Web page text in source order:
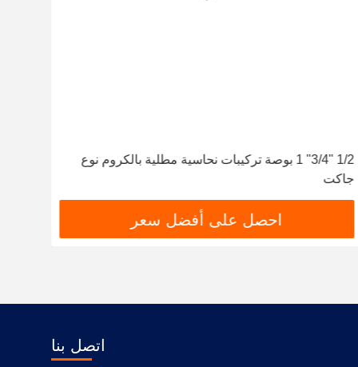
1/2 "3/4" 1 بوصة تركيبات نحاسية مطلية بالكروم نوع
جاكت
احصل على أفضل سعر
اتصل بنا